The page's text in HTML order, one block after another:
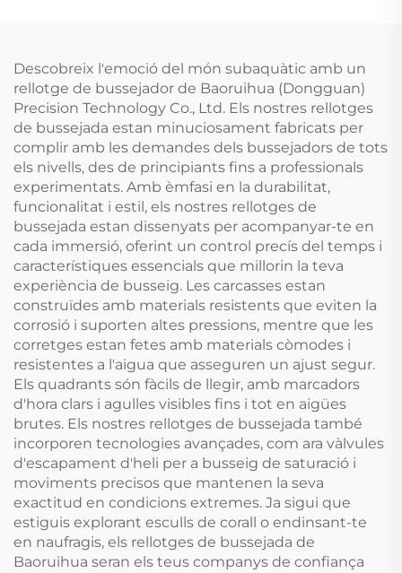
Descobreix l'emoció del món subaquàtic amb un
rellotge de bussejador de Baoruihua (Dongguan)
Precision Technology Co., Ltd. Els nostres rellotges
de bussejada estan minuciosament fabricats per
complir amb les demandes dels bussejadors de tots
els nivells, des de principiants fins a professionals
experimentats. Amb èmfasi en la durabilitat,
funcionalitat i estil, els nostres rellotges de
bussejada estan dissenyats per acompanyar-te en
cada immersió, oferint un control precís del temps i
característiques essencials que millorin la teva
experiència de busseig. Les carcasses estan
construïdes amb materials resistents que eviten la
corrosió i suporten altes pressions, mentre que les
corretges estan fetes amb materials còmodes i
resistentes a l'aigua que asseguren un ajust segur.
Els quadrants són fàcils de llegir, amb marcadors
d'hora clars i agulles visibles fins i tot en aigües
brutes. Els nostres rellotges de bussejada també
incorporen tecnologies avançades, com ara vàlvules
d'escapament d'heli per a busseig de saturació i
moviments precisos que mantenen la seva
exactitud en condicions extremes. Ja sigui que
estiguis explorant esculls de corall o endinsant-te
en naufragis, els rellotges de bussejada de
Baoruihua seran els teus companys de confiança